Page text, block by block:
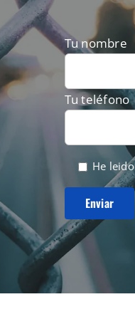
página
de
productoTu nombre
Tu teléfono
He